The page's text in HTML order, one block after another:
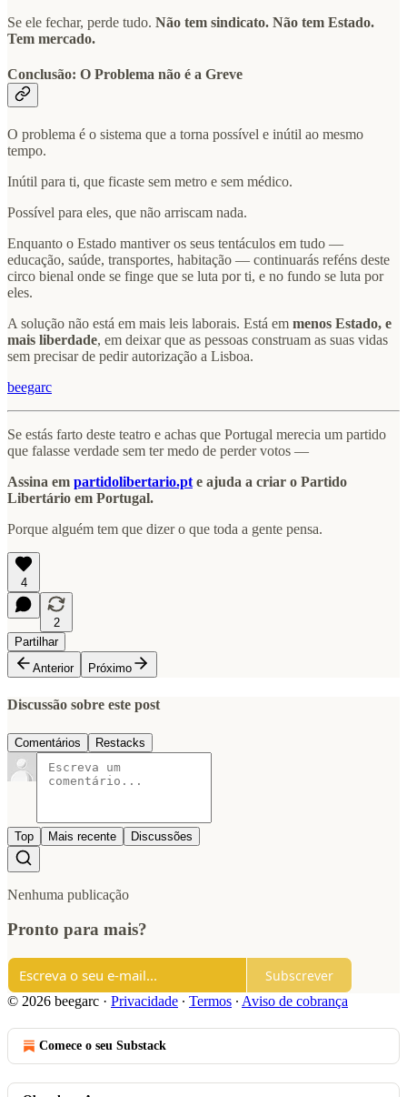
Se ele fechar, perde tudo. Não tem sindicato. Não tem Estado.
Tem mercado.
Conclusão: O Problema não é a Greve
O problema é o sistema que a torna possível e inútil ao mesmo
tempo.
Inútil para ti, que ficaste sem metro e sem médico.
Possível para eles, que não arriscam nada.
Enquanto o Estado mantiver os seus tentáculos em tudo —
educação, saúde, transportes, habitação — continuarás reféns deste
circo bienal onde se finge que se luta por ti, e no fundo se luta por
eles.
A solução não está em mais leis laborais. Está em menos Estado, e
mais liberdade, em deixar que as pessoas construam as suas vidas
sem precisar de pedir autorização a Lisboa.
beegarc
Se estás farto deste teatro e achas que Portugal merecia um partido
que falasse verdade sem ter medo de perder votos —
Assina em partidolibertario.pt e ajuda a criar o Partido
Libertário em Portugal.
Porque alguém tem que dizer o que toda a gente pensa.
4
2
Partilhar
Anterior
Próximo
Discussão sobre este post
Comentários Restacks
Top Mais recente Discussões
Nenhuma publicação
Pronto para mais?
Subscrever
© 2026 beegarc · Privacidade ∙ Termos ∙ Aviso de cobrança
Comece o seu Substack